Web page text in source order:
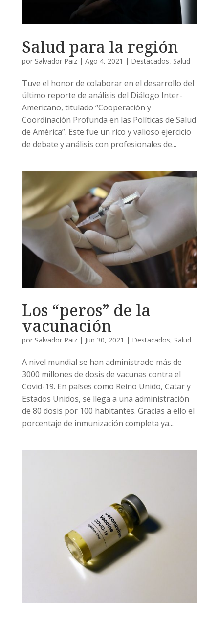
Salud para la región
por Salvador Paiz| Ago 4, 2021 | Destacados, Salud
Tuve el honor de colaborar en el desarrollo del
último reporte de análisis del Diálogo Inter-
Americano, titulado “Cooperación y
Coordinación Profunda en las Políticas de Salud
de América”. Este fue un rico y valioso ejercicio
de debate y análisis con profesionales de...
Los “peros” de la
vacunación
por Salvador Paiz| Jun 30, 2021 | Destacados, Salud
A nivel mundial se han administrado más de
3000 millones de dosis de vacunas contra el
Covid-19. En países como Reino Unido, Catar y
Estados Unidos, se llega a una administración
de 80 dosis por 100 habitantes. Gracias a ello el
porcentaje de inmunización completa ya...